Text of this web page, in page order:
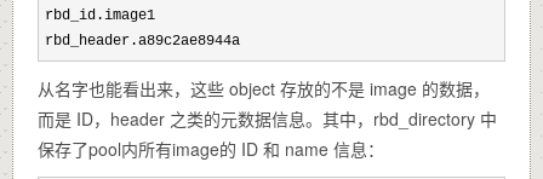
rbd_id.image1
rbd_header.a89c2ae8944a
从名字也能看出来，这些 object 存放的不是 image 的数据，
而是 ID，header 之类的元数据信息。其中，rbd_directory 中
保存了pool内所有image的 ID 和 name 信息：